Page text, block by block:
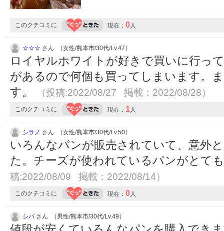
このクチコミに 現在： 0 人
☆☆☆ さん （女性/熊本市/30代/Lv.47）
ロイヤルホワイトが好きで買いに行っ
があるので何個も買ってしまいます。
す。
（投稿:2022/08/27 掲載：2022/08/28）
このクチコミに 現在： 1 人
シラノ さん （女性/熊本市/30代/Lv.50）
いろんなパンが販売されていて、意外
た。チーズが使われているパンがとて
稿:2022/08/09 掲載：2022/08/14）
このクチコミに 現在： 0 人
シバさん （男性/熊本市/30代/Lv.49）